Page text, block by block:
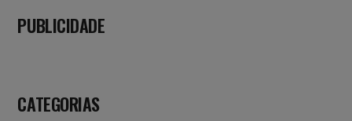
PUBLICIDADE
CATEGORIAS